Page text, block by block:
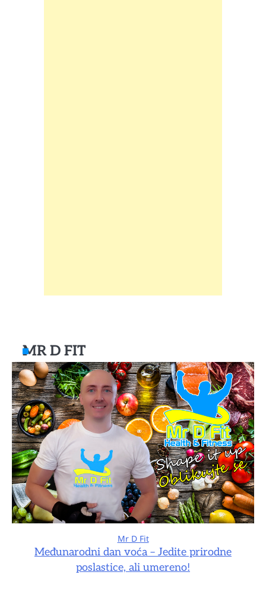
MR D FIT
Mr D Fit
Međunarodni dan voća – Jedite prirodne
poslastice, ali umereno!